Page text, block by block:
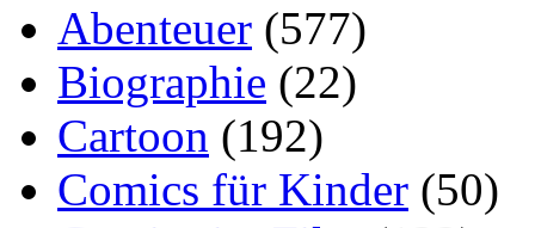
Abenteuer (577)
Biographie (22)
Cartoon (192)
Comics für Kinder (50)